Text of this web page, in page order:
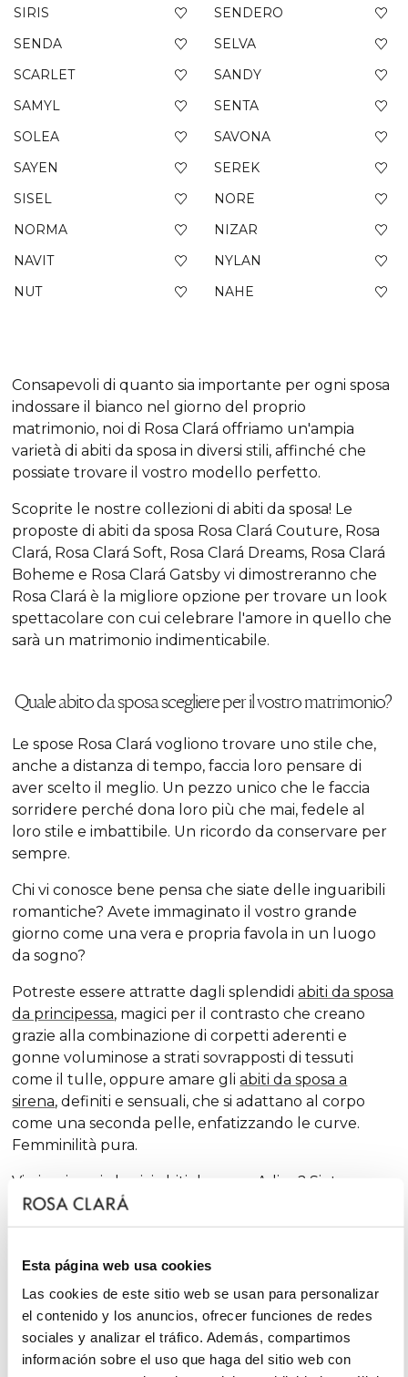
Esta página web usa cookies
Las cookies de este sitio web se usan para personalizar
el contenido y los anuncios, ofrecer funciones de redes
sociales y analizar el tráfico. Además, compartimos
información sobre el uso que haga del sitio web con
SIRIS
SENDERO
SENDA
SELVA
SCARLET
SANDY
SAMYL
SENTA
SOLEA
SAVONA
SAYEN
SEREK
SISEL
NORE
NORMA
NIZAR
NAVIT
NYLAN
NUT
NAHE
Consapevoli di quanto sia importante per ogni sposa
indossare il bianco nel giorno del proprio
matrimonio, noi di Rosa Clará offriamo un'ampia
varietà di abiti da sposa in diversi stili, affinché che
possiate trovare il vostro modello perfetto.
Scoprite le nostre collezioni di abiti da sposa! Le
proposte di abiti da sposa Rosa Clará Couture, Rosa
Clará, Rosa Clará Soft, Rosa Clará Dreams, Rosa Clará
Boheme e Rosa Clará Gatsby vi dimostreranno che
Rosa Clará è la migliore opzione per trovare un look
spettacolare con cui celebrare l'amore in quello che
sarà un matrimonio indimenticabile.
Quale abito da sposa scegliere per il vostro matrimonio?
Le spose Rosa Clará vogliono trovare uno stile che,
anche a distanza di tempo, faccia loro pensare di
aver scelto il meglio. Un pezzo unico che le faccia
sorridere perché dona loro più che mai, fedele al
loro stile e imbattibile. Un ricordo da conservare per
sempre.
Chi vi conosce bene pensa che siate delle inguaribili
romantiche? Avete immaginato il vostro grande
giorno come una vera e propria favola in un luogo
da sogno?
Potreste essere attratte dagli splendidiabiti da sposa
da principessa, magici per il contrasto che creano
grazie alla combinazione di corpetti aderenti e
gonne voluminose a strati sovrapposti di tessuti
come il tulle, oppure amare gliabiti da sposa a
sirena, definiti e sensuali, che si adattano al corpo
come una seconda pelle, enfatizzando le curve.
Femminilità pura.
Vi piacciono i classici abiti da sposa A-line? Siete
fortunate. LaA-line
meglio si adatta alla maggior parte delle carnagioni
collezioni, sempre con dosi extra di femminilità e
finiture sorprendenti, che rinnovano la tradizione
con tocchi chic e fantasiosi, senza escludere il
glamour.
D'altra parte, se siete una sposa minimal, sarete